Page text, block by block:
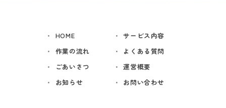
HOME
サービス内容
作業の流れ
よくある質問
ごあいさつ
運営概要
お知らせ
お問い合わせ